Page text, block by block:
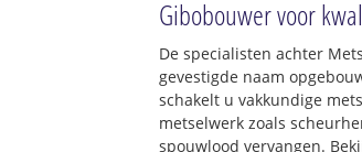
Gibobouwer voor
De specialisten achter
gevestigde naam
schakelt u vakkundige
metselwerk zoals
spouwlood vervangen.